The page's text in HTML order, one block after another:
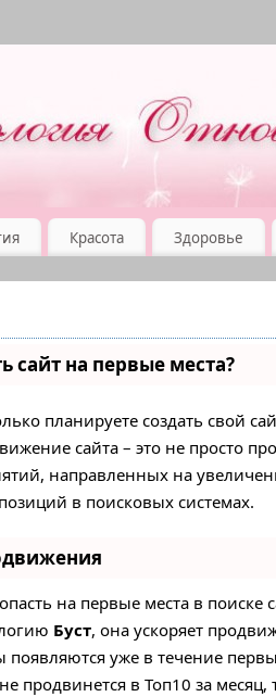
Красота Здоровье
сайт на первые места?
планируете создать свой
сайта – это не просто
направленных на
в поисковых системах.
на первые места в поиске
Буст, она ускоряет
появляются уже в течение
продвинется в Топ10 за месяц,